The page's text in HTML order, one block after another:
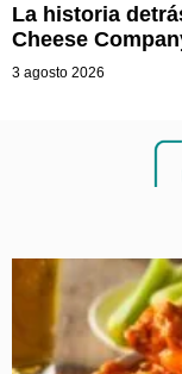
La historia
Cheese
3 agosto 2026